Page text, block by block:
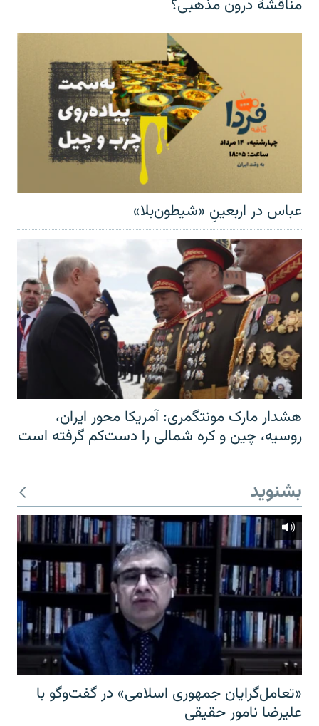
مناقشهٔ درون مذهبی؟
عباس در اربعینِ «شیطون‌بلا»
هشدار مارک مونتگمری: آمریکا محور ایران،
روسیه، چین و کره شمالی را دست‌کم گرفته است
بشنوید
«تعامل‌گرایان جمهوری اسلامی» در گفت‌وگو با
علیرضا نامور حقیقی